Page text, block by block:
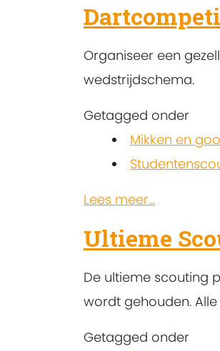
Organiseer een
wedstrijdschema.
Getagged onder
Mikken en
Lees meer...
Ultieme
De ultieme scouting
wordt gehouden.
Getagged onder